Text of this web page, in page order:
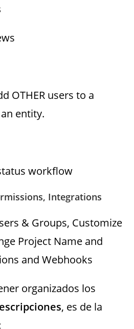
OTHER users to a
entity.
workflow
Integrations
& Groups, Customize
Project Name and
and Webhooks
organizados los
, es de la